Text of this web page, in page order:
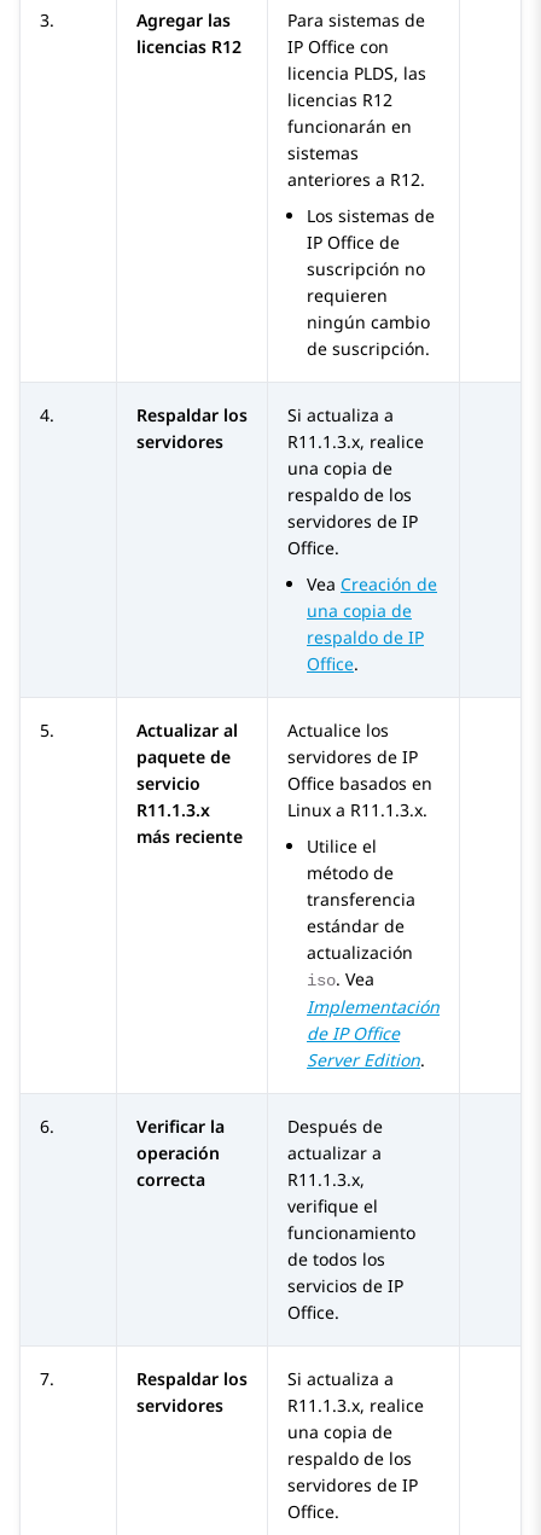
3.
Agregar las
licencias R12
Para sistemas de
IP Office con
licencia PLDS, las
licencias R12
funcionarán en
sistemas
anteriores a R12.
Los sistemas de
IP Office de
suscripción no
requieren
ningún cambio
de suscripción.
4.
Respaldar los
servidores
Si actualiza a
R11.1.3.x, realice
una copia de
respaldo de los
servidores de IP
Office.
Vea Creación de
una copia de
respaldo de IP
Office.
5.
Actualizar al
paquete de
servicio
R11.1.3.x
más reciente
Actualice los
servidores de IP
Office basados en
Linux a R11.1.3.x.
Utilice el
método de
transferencia
estándar de
actualización
iso. Vea
Implementación
deIP Office
Server Edition.
6.
Verificar la
operación
correcta
Después de
actualizar a
R11.1.3.x,
verifique el
funcionamiento
de todos los
servicios de IP
Office.
7.
Respaldar los
servidores
Si actualiza a
R11.1.3.x, realice
una copia de
respaldo de los
servidores de IP
Office.